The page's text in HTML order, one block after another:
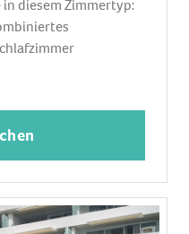
in diesem Zimmertyp:
(180x195cm),
notwendig
individuell regelbar,